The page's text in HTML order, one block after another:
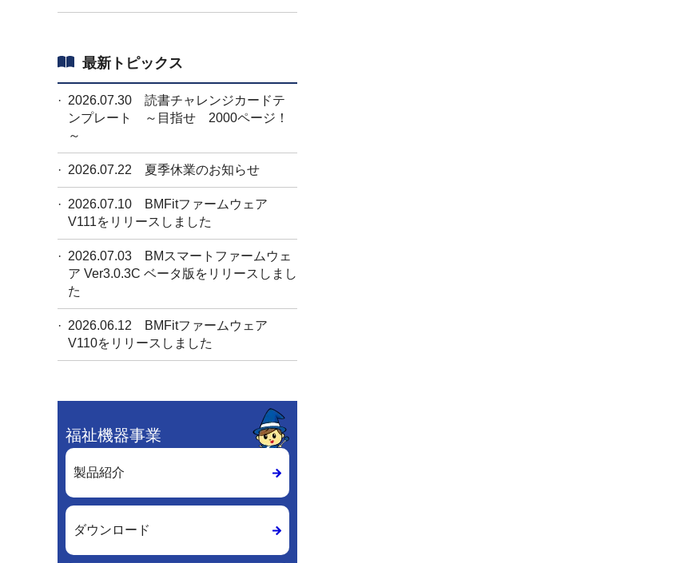
最新トピックス
2026.07.30
読書チャレンジカードテ
ンプレート ～目指せ 2000ページ！
～
2026.07.22 夏季休業のお知らせ
2026.07.10
BMFitファームウェア
V111をリリースしました
2026.07.03
BMスマートファームウェ
ア Ver3.0.3C ベータ版をリリースしまし
た
2026.06.12
BMFitファームウェア
V110をリリースしました
福祉機器事業
製品紹介
ダウンロード